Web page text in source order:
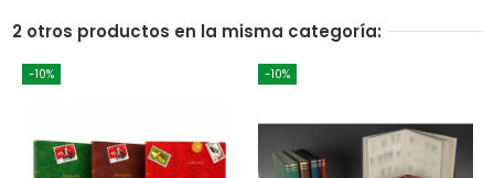
2 otros productos en la misma categoría:
-10% -10%